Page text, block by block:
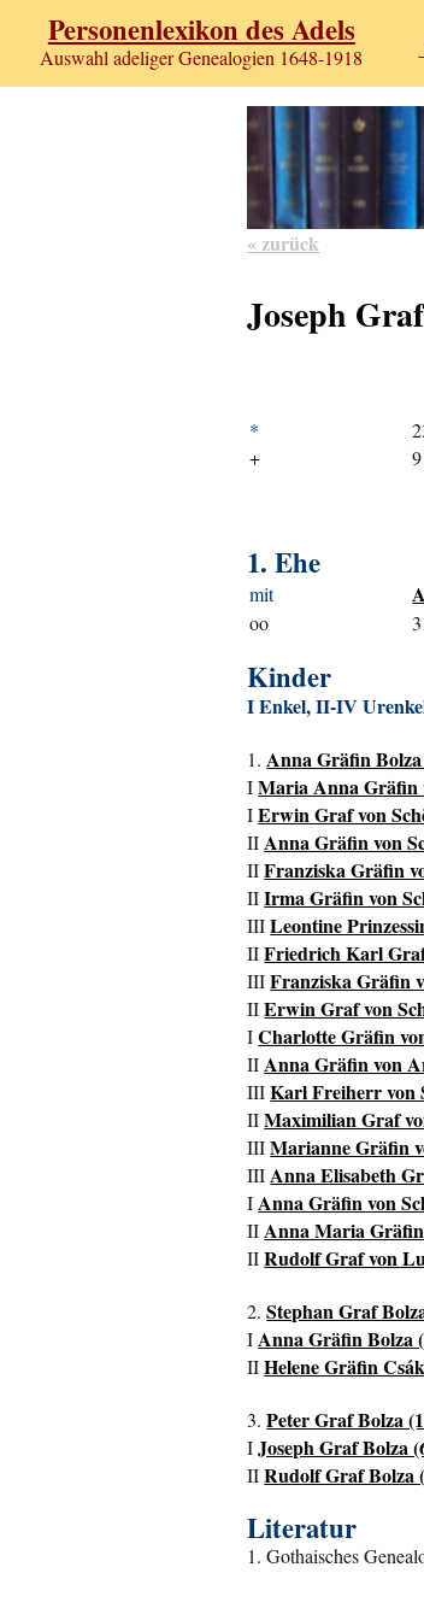
Personenlexikon des Adels
Auswahl adeliger Genealogien 1648-1918
« zurück
Joseph
*
+
1. Ehe
mit
oo
Kinder
I Enkel, II-IV
1.Anna Gräfin
IMaria Anna Gräfin
IErwin Graf von
IIAnna Gräfin von
IIFranziska Gräfin
IIIrma Gräfin von
IIILeontine
IIFriedrich Karl
IIIFranziska Gräfin
IIErwin Graf von
ICharlotte Gräfin
IIAnna Gräfin von
IIIKarl Freiherr von
IIMaximilian Graf
IIIMarianne Gräfin
IIIAnna Elisabeth
IAnna Gräfin von
IIAnna Maria
IIRudolf Graf von
2.Stephan Graf
IAnna Gräfin Bolza
IIHelene Gräfin
3.Peter Graf Bolza
IJoseph Graf Bolza
IIRudolf Graf Bolza
Literatur
1. Gothaisches